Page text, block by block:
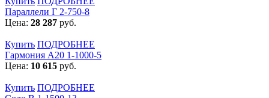
Параллели Г 2-750-8
Цена: 28 287 руб.
Купить ПОДРОБНЕЕ
Гармония А20 1-1000-5
Цена: 10 615 руб.
Купить ПОДРОБНЕЕ